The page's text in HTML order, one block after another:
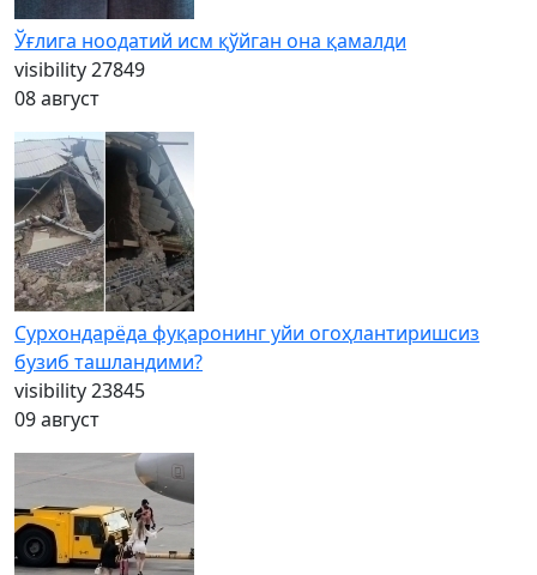
Ўғлига ноодатий исм қўйган она қамалди
visibility27849
08 август
Сурхондарёда фуқаронинг уйи огоҳлантиришсиз
бузиб ташландими?
visibility23845
09 август